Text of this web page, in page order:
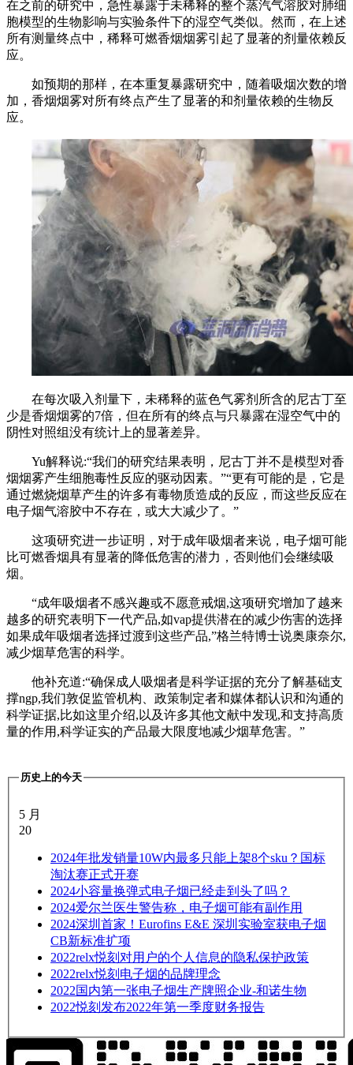
在之前的研究中，急性暴露于未稀释的整个蒸汽气溶胶对肺细
胞模型的生物影响与实验条件下的湿空气类似。 然而，在上述
所有测量终点中，稀释可燃香烟烟雾引起了显著的剂量依赖反
应。
如预期的那样，在本重复暴露研究中，随着吸烟次数的增
加，香烟烟雾对所有终点产生了显著的和剂量依赖的生物反
应。
在每次吸入剂量下，未稀释的蓝色气雾剂所含的尼古丁至
少是香烟烟雾的7倍，但在所有的终点与只暴露在湿空气中的
阴性对照组没有统计上的显著差异。
Yu解释说:“我们的研究结果表明，尼古丁并不是模型对香
烟烟雾产生细胞毒性反应的驱动因素。”“更有可能的是，它是
通过燃烧烟草产生的许多有毒物质造成的反应，而这些反应在
电子烟气溶胶中不存在，或大大减少了。”
这项研究进一步证明，对于成年吸烟者来说，电子烟可能
比可燃香烟具有显著的降低危害的潜力，否则他们会继续吸
烟。
“成年吸烟者不感兴趣或不愿意戒烟,这项研究增加了越来
越多的研究表明下一代产品,如vap提供潜在的减少伤害的选择
如果成年吸烟者选择过渡到这些产品,”格兰特博士说奥康奈尔,
减少烟草危害的科学。
他补充道:“确保成人吸烟者是科学证据的充分了解基础支
撑ngp,我们敦促监管机构、政策制定者和媒体都认识和沟通的
科学证据,比如这里介绍,以及许多其他文献中发现,和支持高质
量的作用,科学证实的产品最大限度地减少烟草危害。”
历史上的今天
5 月
20
2024年批发销量10W内最多只能上架8个sku？国标
淘汰赛正式开赛
2024小容量换弹式电子烟已经走到头了吗？
2024爱尔兰医生警告称，电子烟可能有副作用
2024深圳首家！Eurofins E&E 深圳实验室获电子烟
CB新标准扩项
2022relx悦刻对用户的个人信息的隐私保护政策
2022relx悦刻电子烟的品牌理念
2022国内第一张电子烟生产牌照企业-和诺生物
2022悦刻发布2022年第一季度财务报告